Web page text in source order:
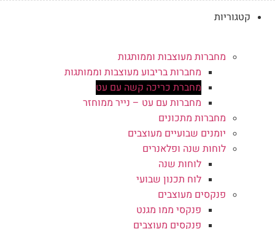
קטגוריות
מחברות מעוצבות וממותגות
מחברות בריבוע מעוצבות וממותגות
מחברת כריכה קשה עם עט
מחברות עם עט – נייר ממוחזר
מחברות מתכונים
יומנים שבועיים מעוצבים
לוחות שנה ופלאנרים
לוחות שנה
לוח תכנון שבועי
פנקסים מעוצבים
פנקסי ממו מגנט
פנקסים מעוצבים